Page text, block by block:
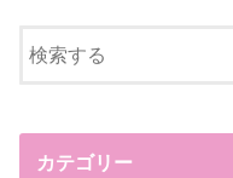
カテゴリー